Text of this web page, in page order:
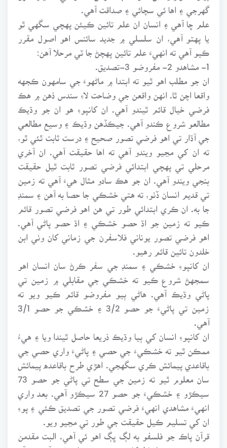
گهرجي ۽ اها ئي سچائي ۽ صداقت آهي.
علم ڇا آهي ۽ انسان ان علم تائين ڪيئن پهچي سگهي ٿو
يا پهتو آهي، ان سلسلي ۾ جديد سائنس اهو اصول مقرر
ڪيو آهي ته انهيءَ علم تائين پهچڻ جا ٽي مرحلا آهن:
1- مشاهدو 2- مفروضو 3-تصديق.
ان جو مطلب اهو ٿيو ته ابتدا ۾ ماڻهوءَ جي سامهون ڪجهه
واقعا اچن ٿا. انهن واقعن جي وضاحت لاءِ سندس ذهن ۾ هڪ
فرضي خيال قائم ٿيندو آهي. ان کانپوءِ هو ان جو وڌيڪ
مطالعو شروع ڪندو آهي. جيڪڏهن وڌيڪ ۽ وسيع مطالعي
جي آڌار تي اهو فرضي تصور صحيح ۽ درست ثابت ٿئي ٿو،
ته ان کي مڃيو ويندو آهي ته اها حقيقت آهي. ان آخري
مرحلي تي پهچي ابتدائي فرضي تصور ثابت ٿيل حقيقت
بنجي ويندو آهي. ان جو هڪ سادو مثال هيءَ آهي ته زمين
تي قديم انسان ڏٺو، ته هتي خشڪي جا حصا به آهن ۽ سمنڊ
جا به. ان ڪري ابتدائي طور تي هن اهو فرضي تصور قائم
ڪيو ته زمين جو اڌ حصو خشڪي ۽ اڌ حصو پاڻي آهي.
اهو فرضي تصور يوناني فلاسفرن جي زماني کان وٺي ابن
خلدون تائين قائم رهيو.
ان کانپوءِ خشڪي ۽ سمنڊ جي سفر ڪرڻ سان انسان اهو
سمجهڻ شروع ڪيو ته خشڪي جي مقابلي ۾ زمين تي
پاڻي وڌيڪ آهي. هاڻي ٻيو مفروضو قائم ڪيو ويو ته
زمين تي پاڻيءَ جو حصو 3/2 ۽ خشڪي جو حصو 3/1
آهي.
ان کانپوءِ انسان کي ٻيا وڌيڪ ذريعا حاصل ٿيندا ويا ۽ هيءُ
ممڪن ٿيو ته خشڪيءَ جي حصي ۽ پاڻيءَ واري حصي جي
باقاعدي پيمائش ڪري سگهجي. اهڙي طرح باقاعده پيمائش
سان معلوم ٿيو ته زمين جي سطح تي پاڻي جو حصو 73
سيڪڙو ۽ خشڪيءَ جو حصو 27 سيڪڙو آهي. بعد واري
انهيءَ مشاهدي انهيءَ فرضي تصور جي تصديق ڪئي ۽ پوءِ
ان کي تسليم ڪيل حقيقت جي طور تي مڃيو ويو.
قرآن پاڪ جو فلسفو به لڳ ڀڳ اهو ئي آهي. البت مقدمن
جي ترتيب جي لحاظ کان ٻنهي ۾ معمولي فرق آهي. قرآن